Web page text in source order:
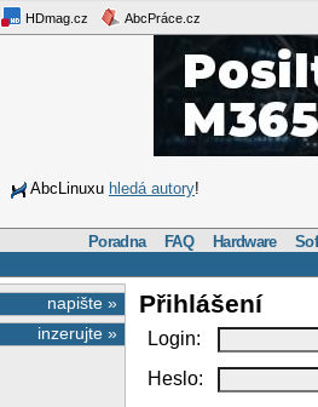
HDmag.cz AbcPráce.cz
AbcLinuxu hledá autory!
Poradna FAQ Hardware
napište »
inzerujte »
Přihlášení
Login:
Heslo: